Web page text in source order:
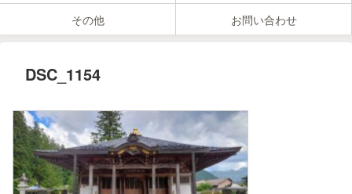
その他
お問い合わせ
DSC_1154